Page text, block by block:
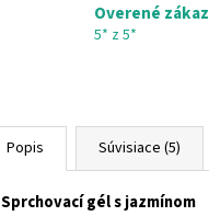
Overené
5* z 5*
Popis Súvisiace (5)
Sprchovací gél s jazmínom